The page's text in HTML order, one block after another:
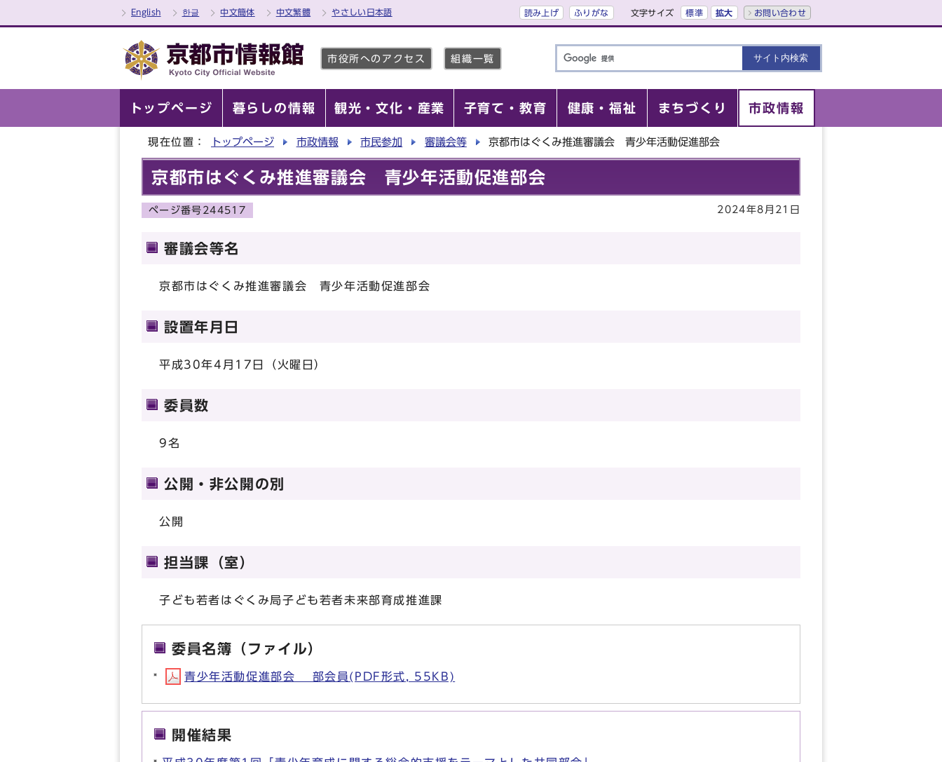
English 한글 中文簡体 中文繁體 やさしい日本語 読み上げ ふりがな 文字サイズ 標準 拡大 お問い合わせ
市役所へのアクセス 組織一覧
トップページ 暮らしの情報 観光・文化・産業 子育て・教育 健康・福祉 まちづくり 市政情報
現在位置： トップページ 市政情報 市民参加 審議会等 京都市はぐくみ推進審議会 青少年活動促進部会
京都市はぐくみ推進審議会 青少年活動促進部会
ページ番号244517 2024年8月21日
審議会等名
京都市はぐくみ推進審議会 青少年活動促進部会
設置年月日
平成30年4月17日（火曜日）
委員数
9名
公開・非公開の別
公開
担当課（室）
子ども若者はぐくみ局子ども若者未来部育成推進課
委員名簿（ファイル）
青少年活動促進部会 部会員(PDF形式, 55KB)
開催結果